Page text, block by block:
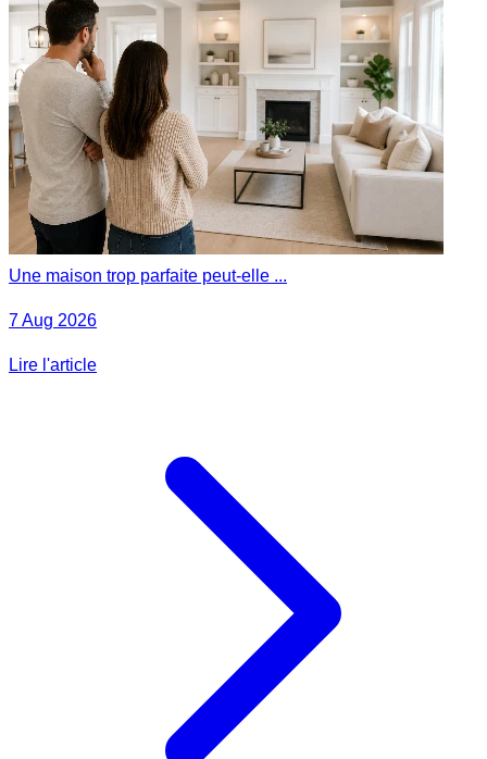
Une maison trop parfaite peut-elle ...
7 Aug 2026
Lire l'article